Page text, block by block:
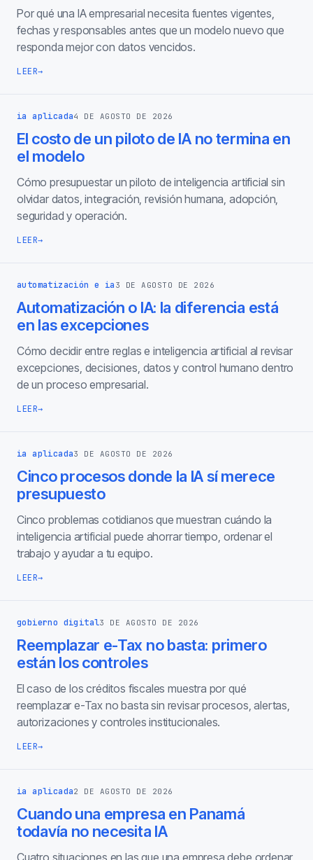
Por qué una IA empresarial necesita fuentes vigentes,
fechas y responsables antes que un modelo nuevo que
responda mejor con datos vencidos.
LEER→
ia aplicada4 DE AGOSTO DE 2026
El costo de un piloto de IA no termina en
el modelo
Cómo presupuestar un piloto de inteligencia artificial sin
olvidar datos, integración, revisión humana, adopción,
seguridad y operación.
LEER→
automatización e ia 3 DE AGOSTO DE 2026
Automatización o IA: la diferencia está
en las excepciones
Cómo decidir entre reglas e inteligencia artificial al revisar
excepciones, decisiones, datos y control humano dentro
de un proceso empresarial.
LEER→
ia aplicada3 DE AGOSTO DE 2026
Cinco procesos donde la IA sí merece
presupuesto
Cinco problemas cotidianos que muestran cuándo la
inteligencia artificial puede ahorrar tiempo, ordenar el
trabajo y ayudar a tu equipo.
LEER→
gobierno digital3 DE AGOSTO DE 2026
Reemplazar e-Tax no basta: primero
están los controles
El caso de los créditos fiscales muestra por qué
reemplazar e-Tax no basta sin revisar procesos, alertas,
autorizaciones y controles institucionales.
LEER→
ia aplicada2 DE AGOSTO DE 2026
Cuando una empresa en Panamá
todavía no necesita IA
Cuatro situaciones en las que una empresa debe ordenar